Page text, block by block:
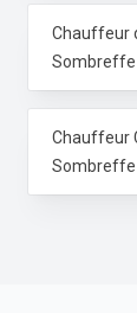
Chauffeur
Sombreffe
Chauffeur
Sombreffe